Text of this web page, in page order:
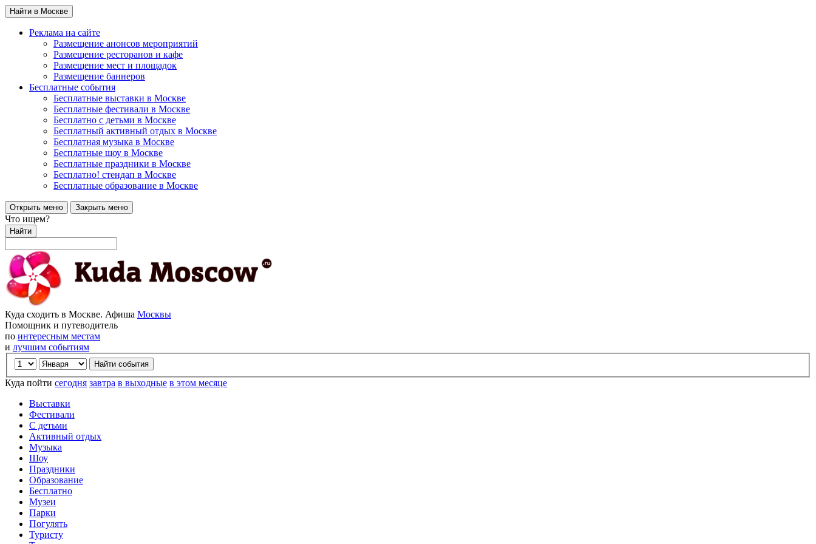
Найти в Москве
Реклама на сайте
Размещение анонсов мероприятий
Размещение ресторанов и кафе
Размещение мест и площадок
Размещение баннеров
Бесплатные события
Бесплатные выставки в Москве
Бесплатные фестивали в Москве
Бесплатно с детьми в Москве
Бесплатный активный отдых в Москве
Бесплатная музыка в Москве
Бесплатные шоу в Москве
Бесплатные праздники в Москве
Бесплатно! стендап в Москве
Бесплатные образование в Москве
Открыть меню Закрыть меню
Что ищем?
Найти
Куда сходить в Москве. Афиша Москвы
Помощник и путеводитель
по интересным местам
и лучшим событиям
Куда пойти сегодня завтра в выходные в этом месяце
Выставки
Фестивали
С детьми
Активный отдых
Музыка
Шоу
Праздники
Образование
Бесплатно
Музеи
Парки
Погулять
Туристу